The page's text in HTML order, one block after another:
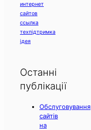
интернет
сайтов
ссылка
техпідтримка
ідея
Останні
публікації
Обслуговування
сайтів
на